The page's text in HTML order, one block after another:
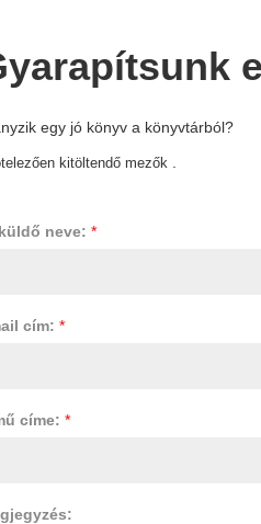
egy jó könyv a könyvtárból?
kitöltendő mezők
neve: *
cím: *
címe: *